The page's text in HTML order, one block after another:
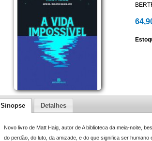
Sinopse Detalhes
Novo livro de Matt Haig, autor de A biblioteca da meia-noite,
do perdão, do luto, da amizade, e do que significa ser